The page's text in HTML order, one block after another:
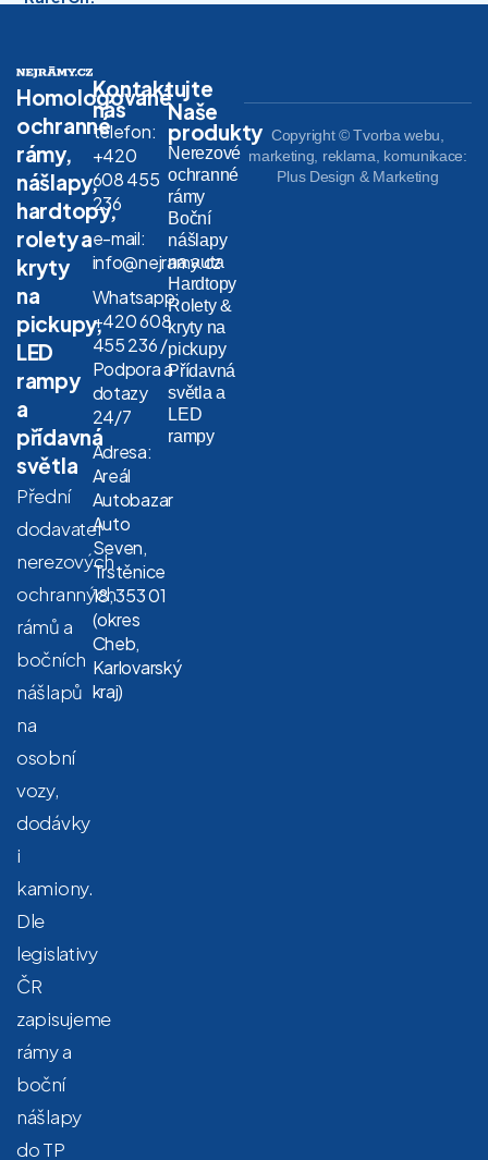
Homologované
ochranné
rámy,
nášlapy,
hardtopy,
rolety a
kryty
na
pickupy,
LED
rampy
a
přídavná
světla
Přední
dodavatel
nerezových
ochranných
rámů a
bočních
nášlapů
na
osobní
vozy,
dodávky
i
kamiony.
Dle
legislativy
ČR
zapisujeme
rámy a
boční
nášlapy
do TP
Kontaktujte
nás
telefon:
+420
608 455
236
e-mail:
info@nejramy.cz
Whatsapp:
+420 608
455 236 /
Podpora a
dotazy
24/7
Adresa:
Areál
Autobazar
Auto
Seven,
Trstěnice
18, 353 01
(okres
Cheb,
Karlovarský
kraj)
Naše
produkty
Nerezové
ochranné
rámy
Boční
nášlapy
na auta
Hardtopy
Rolety &
kryty na
pickupy
Přídavná
světla a
LED
rampy
Copyright © Tvorba webu,
marketing, reklama, komunikace:
Plus Design & Marketing